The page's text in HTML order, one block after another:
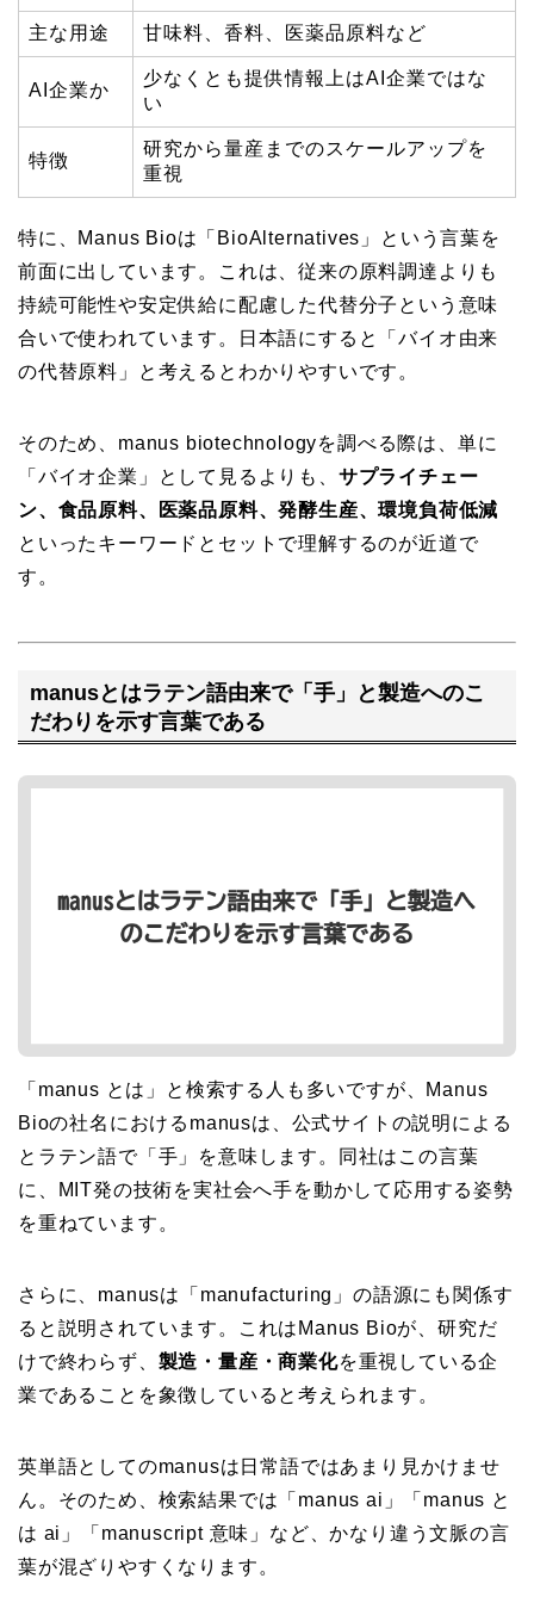
主な用途 甘味料、香料、医薬品原料など
AI企業か
少なくとも提供情報上はAI企業ではな
い
特徴
研究から量産までのスケールアップを
重視
特に、Manus Bioは「BioAlternatives」という言葉を
前面に出しています。これは、従来の原料調達よりも
持続可能性や安定供給に配慮した代替分子という意味
合いで使われています。日本語にすると「バイオ由来
の代替原料」と考えるとわかりやすいです。
そのため、manus biotechnologyを調べる際は、単に
「バイオ企業」として見るよりも、 サプライチェー
ン、食品原料、医薬品原料、発酵生産、環境負荷低減
といったキーワードとセットで理解するのが近道で
す。
manusとはラテン語由来で「手」と製造へのこ
だわりを示す言葉である
「manus とは」と検索する人も多いですが、Manus
Bioの社名におけるmanusは、公式サイトの説明による
とラテン語で「手」を意味します。同社はこの言葉
に、MIT発の技術を実社会へ手を動かして応用する姿勢
を重ねています。
さらに、manusは「manufacturing」の語源にも関係す
ると説明されています。これはManus Bioが、研究だ
けで終わらず、 製造・量産・商業化を重視している企
業であることを象徴していると考えられます。
英単語としてのmanusは日常語ではあまり見かけませ
ん。そのため、検索結果では「manus ai」「manus と
は ai」「manuscript 意味」など、かなり違う文脈の言
葉が混ざりやすくなります。